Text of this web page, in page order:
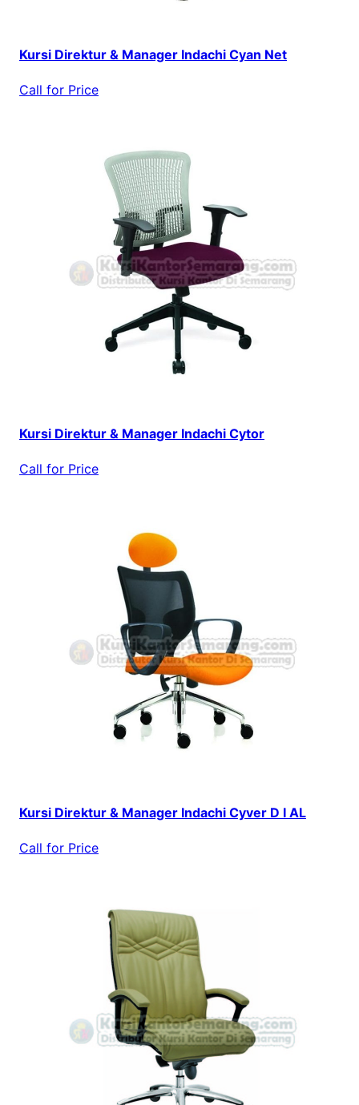
Kursi Direktur & Manager Indachi Cyan Net
Call for Price
Kursi Direktur & Manager Indachi Cytor
Call for Price
Kursi Direktur & Manager Indachi Cyver D I AL
Call for Price